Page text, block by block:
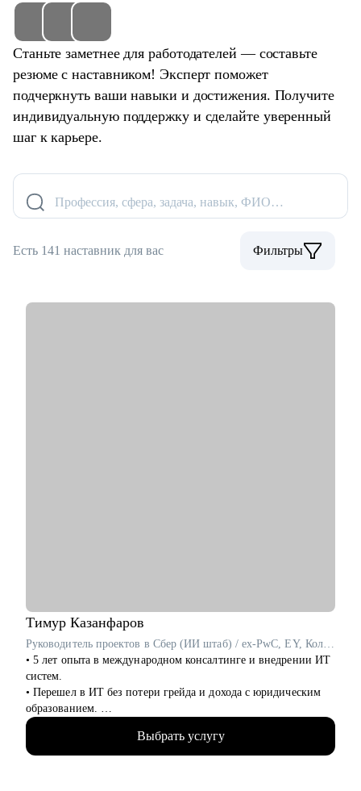
Станьте заметнее для работодателей — составьте
резюме с наставником! Эксперт поможет
подчеркнуть ваши навыки и достижения. Получите
индивидуальную поддержку и сделайте уверенный
шаг к карьере.
Профессия, сфера, задача, навык, ФИО…
Есть 141 наставник для вас Фильтры
Тимур Казанфаров
Руководитель проектов в Сбер (ИИ штаб) / ex-PwC, EY, Колмар
• 5 лет опыта в международном консалтинге и внедрении ИТ
систем.
• Перешел в ИТ без потери грейда и дохода с юридическим
образованием.
• За 2 года перешел от бизнес/системного-аналитика на
должность руководителя проектов.
• На позиции бизнес-аналитика оптимизировал 300+
Выбрать услугу